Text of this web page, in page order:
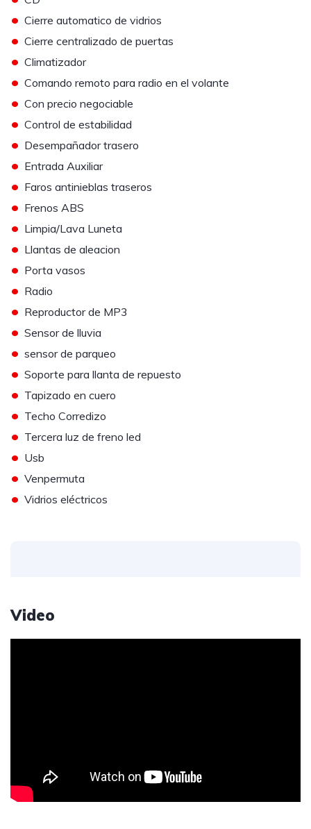
• Cierre automatico de vidrios
• Cierre centralizado de puertas
• Climatizador
• Comando remoto para radio en el volante
• Con precio negociable
• Control de estabilidad
• Desempañador trasero
• Entrada Auxiliar
• Faros antinieblas traseros
• Frenos ABS
• Limpia/Lava Luneta
• Llantas de aleacion
• Porta vasos
• Radio
• Reproductor de MP3
• Sensor de lluvia
• sensor de parqueo
• Soporte para llanta de repuesto
• Tapizado en cuero
• Techo Corredizo
• Tercera luz de freno led
• Usb
• Venpermuta
• Vidrios eléctricos
Video